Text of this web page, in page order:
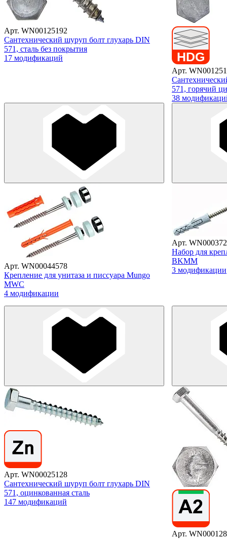
Арт. WN00125192
Сантехнический шуруп болт глухарь DIN
571, сталь без покрытия
17 модификаций
Арт.
571, горячий
38
Арт. WN00044578
Крепление для унитаза и писсуара Mungo
MWC
4 модификации
Арт.
Набор для
BKMM
3 модификации
Арт. WN00025128
Сантехнический шуруп болт глухарь DIN
571, оцинкованная сталь
147 модификаций
Арт.